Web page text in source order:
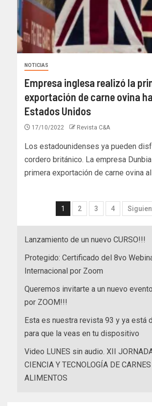
NOTICIAS
Empresa inglesa realizó la
exportación de carne ovina
Estados Unidos
17/10/2022 Revista C&A
Los estadounidenses ya pueden
cordero británico. La empresa
primera exportación de carne ovina al
1 2 3 4
Lanzamiento de un nuevo CURSO!!!
Protegido: Certificado del 8vo
Internacional por Zoom
Queremos invitarte a un nuevo
por ZOOM!!!
Esta es nuestra revista 93 y ya está
para que la veas en tu dispositivo
Video LUNES sin audio. XII
CIENCIA Y TECNOLOGÍA DE
ALIMENTOS